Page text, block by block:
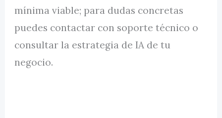
mínima viable; para dudas concretas
puedes contactar con soporte técnico o
consultar la estrategia de IA de tu
negocio.